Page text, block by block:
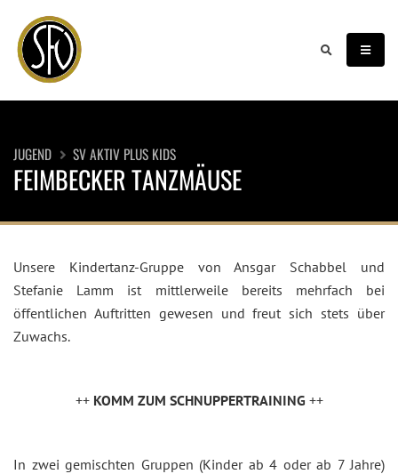
JUGEND SV AKTIV PLUS KIDS
FEIMBECKER TANZMÄUSE
Unsere Kindertanz-Gruppe von Ansgar Schabbel und
Stefanie Lamm ist mittlerweile bereits mehrfach bei
öffentlichen Auftritten gewesen und freut sich stets über
Zuwachs.
++ KOMM ZUM SCHNUPPERTRAINING ++
In zwei gemischten Gruppen (Kinder ab 4 oder ab 7 Jahre)